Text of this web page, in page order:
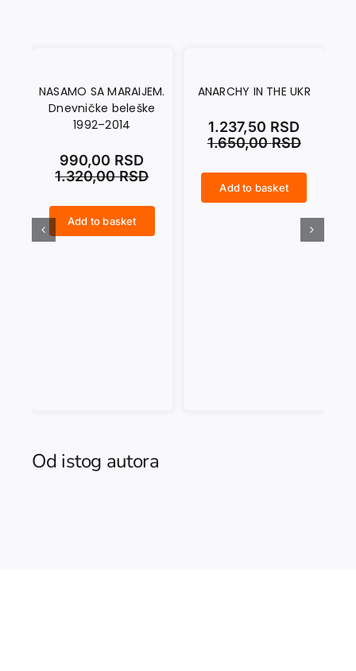
NASAMO SA MARAIJEM.
Dnevničke beleške
1992–2014
1.320,00RSD
990,00 RSD
Add to basket
ANARCHY IN THE UKR
1.650,00RSD
1.237,50 RSD
Add to basket
Od istog autora